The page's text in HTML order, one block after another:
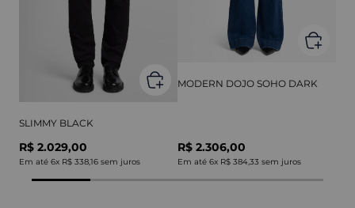
SLIMMY BLACK
R$ 2.029,00
Em até 6x R$ 338,16 sem juros
MODERN DOJO SOHO DARK
R$ 2.306,00
Em até 6x R$ 384,33 sem juros